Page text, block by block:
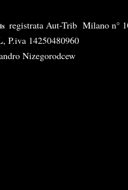
registrata Aut-Trib Milano n°
, P.iva 14250480960
Nizegorodcew